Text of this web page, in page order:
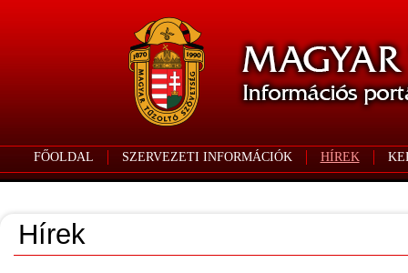
FŐOLDAL SZERVEZETI INFORMÁCIÓK HÍREK
Hírek